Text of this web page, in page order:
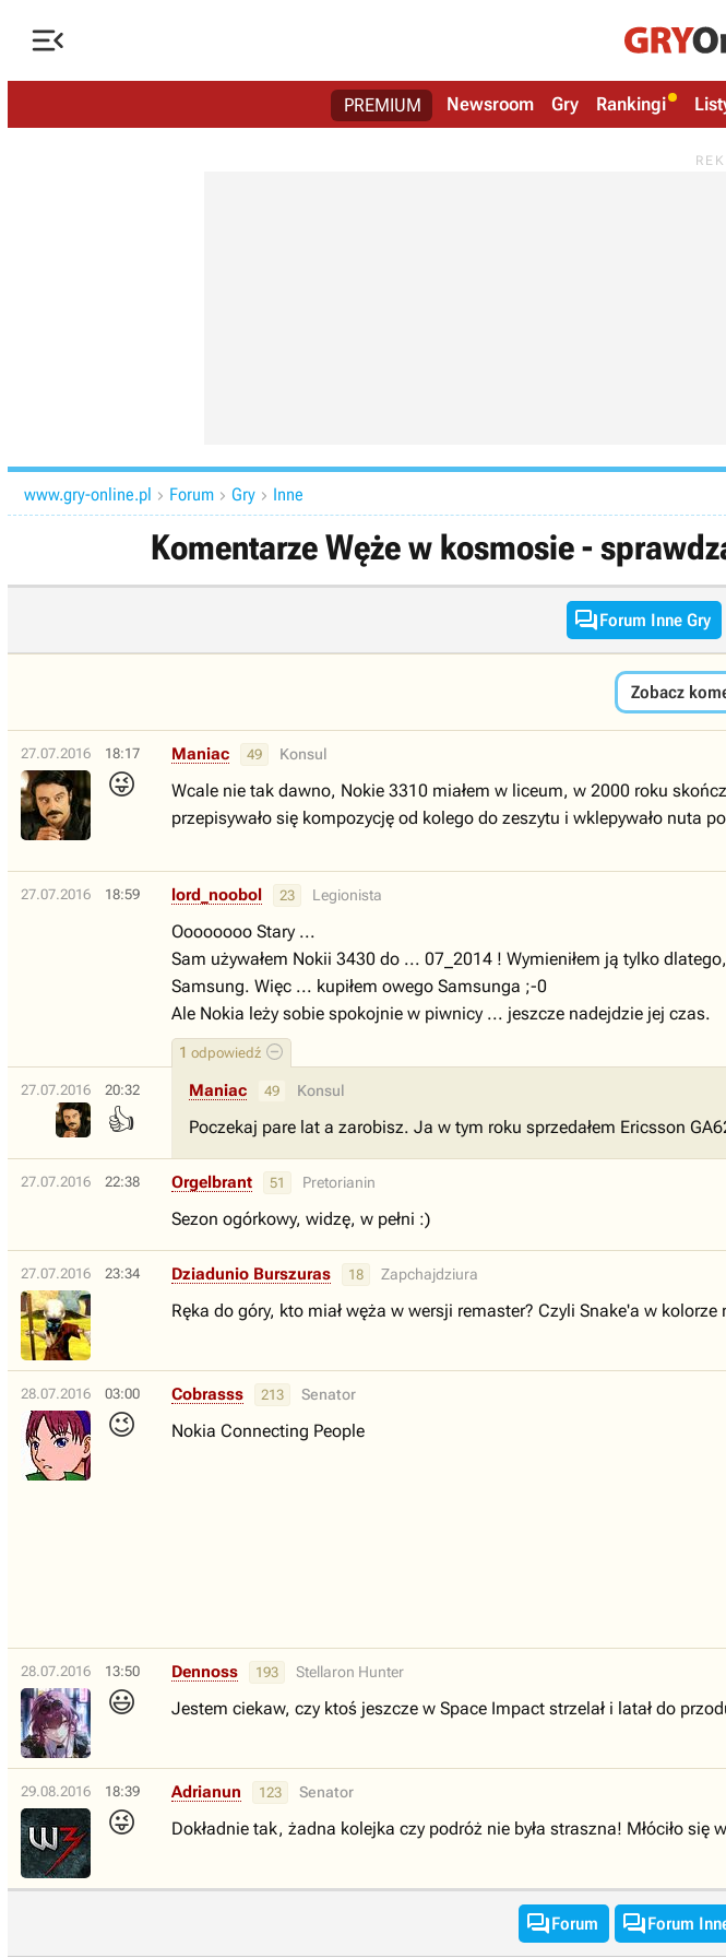

PREMIUM Newsroom Gry Rankingi
www.gry-online.pl  Forum  Gry  Inne
Komentarze Węże w kosmosie -
Forum Inne Gry
Zobacz
27.07.2016 18:17
😜
Maniac 49 Konsul
Wcale nie tak dawno, Nokie 3310 miałem w liceum, w 2000 roku
przepisywało się kompozycję od kolego do zeszytu i wklepywało nuta
27.07.2016 18:59
1 odpowiedź
lord_noobol 23 Legionista
Oooooooo Stary ...
Sam używałem Nokii 3430 do ... 07_2014 ! Wymieniłem ją tylko
Samsung. Więc ... kupiłem owego Samsunga ;-0
Ale Nokia leży sobie spokojnie w piwnicy ... jeszcze nadejdzie jej czas.
27.07.2016 20:32
👍
Maniac 49 Konsul
Poczekaj pare lat a zarobisz. Ja w tym roku sprzedałem Ericsson
27.07.2016 22:38 Orgelbrant 51 Pretorianin
Sezon ogórkowy, widzę, w pełni :)
27.07.2016 23:34 Dziadunio Burszuras 18 Zapchajdziura
Ręka do góry, kto miał węża w wersji remaster? Czyli Snake'a w kolorze
28.07.2016 03:00
😉
Cobrasss 213 Senator
Nokia Connecting People
28.07.2016 13:50
😃
Dennoss 193 Stellaron Hunter
Jestem ciekaw, czy ktoś jeszcze w Space Impact strzelał i latał do
29.08.2016 18:39
😜
Adrianun 123 Senator
Dokładnie tak, żadna kolejka czy podróż nie była straszna! Młóciło
Forum Forum